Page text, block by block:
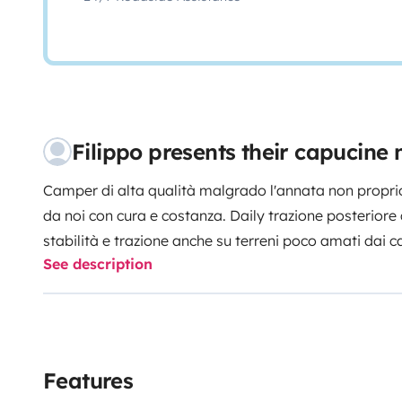
Filippo presents their capucine
Camper di alta qualità malgrado l'annata non
da noi con cura e costanza. Daily trazione
stabilità e trazione anche su terreni poco amati dai
notevole altezza dal suolo. Si guida bene ma resta
Laika ha sempre prodotto mezzi eccellenti e
offrono autonomia energetica. É installato l'inventer,
See description
Features